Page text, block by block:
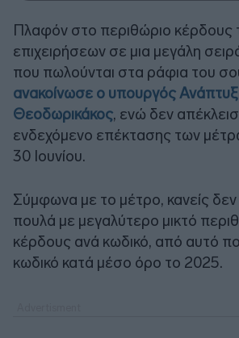
Πλαφόν στο περιθώριο κέρδους
επιχειρήσεων σε μια μεγάλη
που πωλούνται στα ράφια του
ανακοίνωσε ο υπουργός
Θεοδωρικάκος, ενώ δεν
ενδεχόμενο επέκτασης των
30 Ιουνίου.
Σύμφωνα με το μέτρο, κανείς
πουλά με μεγαλύτερο μικτό
κέρδους ανά κωδικό, από αυτό
κωδικό κατά μέσο όρο το 2025.